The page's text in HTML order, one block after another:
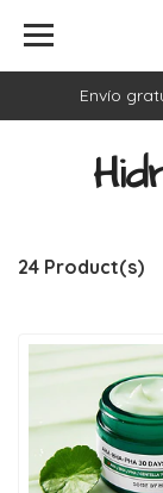
Envío
24 Product(s)